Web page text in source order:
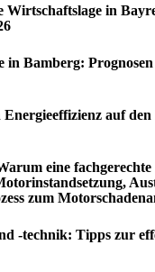
Wirtschaftslage in
in Bamberg:
auf
eine fachgerechte
zum
-technik: Tipps zur